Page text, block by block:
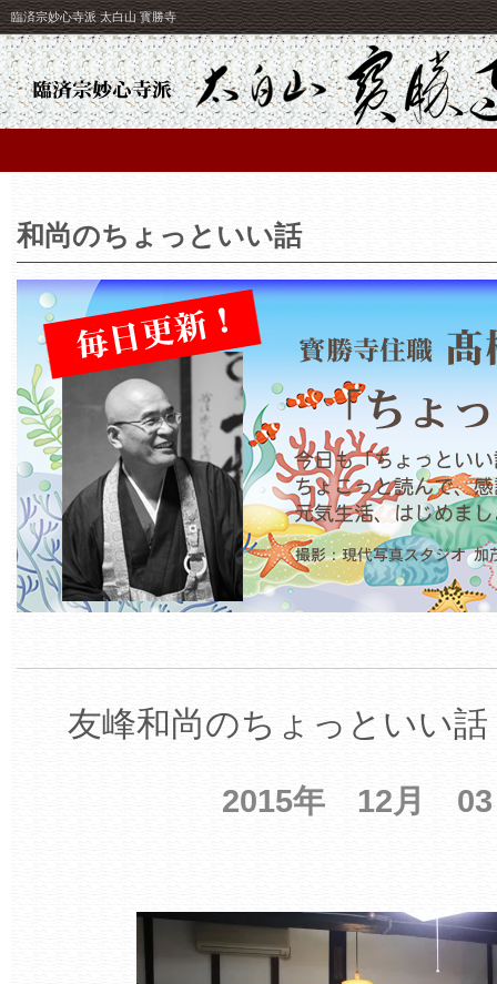
臨済宗妙心寺派 太白山 寳勝寺
和尚のちょっといい話
友峰和尚のちょっといい
2015年 12月